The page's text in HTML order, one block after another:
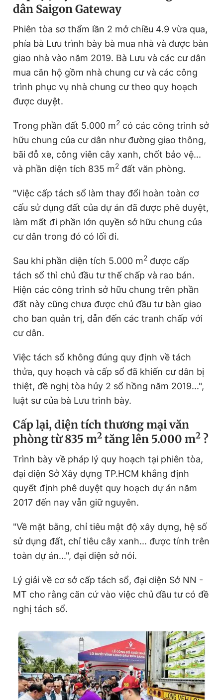
dân Saigon Gateway
Phiên tòa sơ thẩm lần 2 mở chiều 4.9 vừa qua,
phía bà Lưu trình bày bà mua nhà và được bàn
giao nhà vào năm 2019. Bà Lưu và các cư dân
mua căn hộ gồm nhà chung cư và các công
trình phục vụ nhà chung cư theo quy hoạch
được duyệt.
Trong phần đất 5.000 m2 có các công trình sở
hữu chung của cư dân như đường giao thông,
bãi đỗ xe, công viên cây xanh, chốt bảo vệ...
và phần diện tích 835 m2 đất văn phòng.
"Việc cấp tách sổ làm thay đổi hoàn toàn cơ
cấu sử dụng đất của dự án đã được phê duyệt,
làm mất đi phần lớn quyền sở hữu chung của
cư dân trong đó có lối đi.
Sau khi phần diện tích 5.000 m2 được cấp
tách sổ thì chủ đầu tư thế chấp và rao bán.
Hiện các công trình sở hữu chung trên phần
đất này cũng chưa được chủ đầu tư bàn giao
cho ban quản trị, dẫn đến các tranh chấp với
cư dân.
Việc tách sổ không đúng quy định về tách
thửa, quy hoạch và cấp sổ đã khiến cư dân bị
thiệt, đề nghị tòa hủy 2 sổ hồng năm 2019...",
luật sư của bà Lưu trình bày.
Cấp lại, diện tích thương mại văn
phòng từ 835 m2 tăng lên 5.000 m2 ?
Trình bày về pháp lý quy hoạch tại phiên tòa,
đại diện Sở Xây dựng TP.HCM khẳng định
quyết định phê duyệt quy hoạch dự án năm
2017 đến nay vẫn giữ nguyên.
"Về mặt bằng, chỉ tiêu mật độ xây dựng, hệ số
sử dụng đất, chỉ tiêu cây xanh... được tính trên
toàn dự án...", đại diện sở nói.
Lý giải về cơ sở cấp tách sổ, đại diện Sở NN -
MT cho rằng căn cứ vào việc chủ đầu tư có đề
nghị tách sổ.